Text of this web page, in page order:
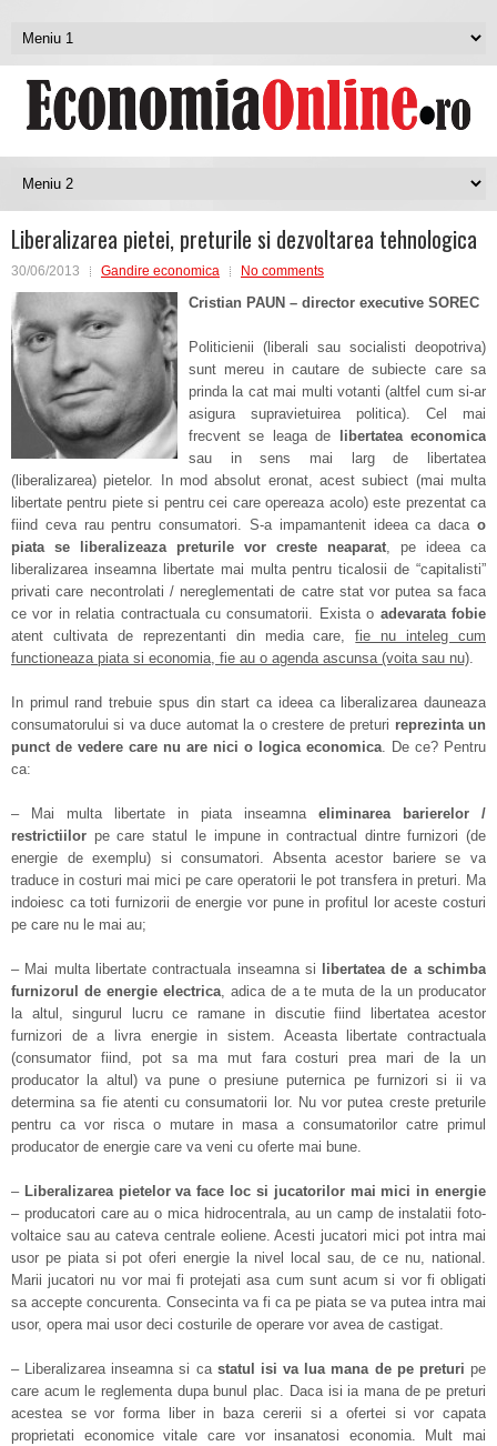
Liberalizarea pietei, preturile si dezvoltarea tehnologica
30/06/2013 Gandire economica No comments
Cristian PAUN – director executive SOREC
Politicienii (liberali sau socialisti deopotriva)
sunt mereu in cautare de subiecte care sa
prinda la cat mai multi votanti (altfel cum si-ar
asigura supravietuirea politica). Cel mai
frecvent se leaga de libertatea economica
sau in sens mai larg de libertatea
(liberalizarea) pietelor. In mod absolut eronat, acest subiect (mai multa
libertate pentru piete si pentru cei care opereaza acolo) este prezentat ca
fiind ceva rau pentru consumatori. S-a impamantenit ideea ca dacao
piata se liberalizeaza preturile vor creste neaparat, pe ideea ca
liberalizarea inseamna libertate mai multa pentru ticalosii de “capitalisti”
privati care necontrolati / nereglementati de catre stat vor putea sa faca
ce vor in relatia contractuala cu consumatorii. Exista o adevarata fobie
atent cultivata de reprezentanti din media care,fie nu inteleg cum
functioneaza piata si economia, fie au o agenda ascunsa (voita sau nu).
In primul rand trebuie spus din start ca ideea ca liberalizarea dauneaza
consumatorului si va duce automat la o crestere de preturi reprezinta un
punct de vedere care nu are nici o logica economica. De ce? Pentru
ca:
– Mai multa libertate in piata inseamna eliminarea barierelor /
restrictiilor pe care statul le impune in contractual dintre furnizori (de
energie de exemplu) si consumatori. Absenta acestor bariere se va
traduce in costuri mai mici pe care operatorii le pot transfera in preturi. Ma
indoiesc ca toti furnizorii de energie vor pune in profitul lor aceste costuri
pe care nu le mai au;
– Mai multa libertate contractuala inseamna si
libertatea de a schimba
furnizorul de energie electrica, adica de a te muta de la un producator
la altul, singurul lucru ce ramane in discutie fiind libertatea acestor
furnizori de a livra energie in sistem. Aceasta libertate contractuala
(consumator fiind, pot sa ma mut fara costuri prea mari de la un
producator la altul) va pune o presiune puternica pe furnizori si ii va
determina sa fie atenti cu consumatorii lor. Nu vor putea creste preturile
pentru ca vor risca o mutare in masa a consumatorilor catre primul
producator de energie care va veni cu oferte mai bune.
– Liberalizarea pietelor va face loc si jucatorilor mai mici in energie
– producatori care au o mica hidrocentrala, au un camp de instalatii foto-
voltaice sau au cateva centrale eoliene. Acesti jucatori mici pot intra mai
usor pe piata si pot oferi energie la nivel local sau, de ce nu, national.
Marii jucatori nu vor mai fi protejati asa cum sunt acum si vor fi obligati
sa accepte concurenta. Consecinta va fi ca pe piata se va putea intra mai
usor, opera mai usor deci costurile de operare vor avea de castigat.
– Liberalizarea inseamna si castatul isi va lua mana de pe preturi pe
care acum le reglementa dupa bunul plac. Daca isi ia mana de pe preturi
acestea se vor forma liber in baza cererii si a ofertei si vor capata
proprietati economice vitale care vor insanatosi economia. Mult mai